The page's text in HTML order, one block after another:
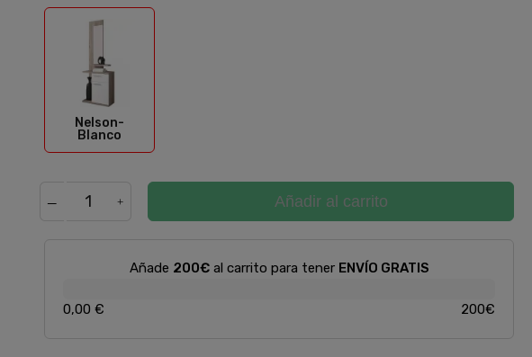
Nelson-
Blanco
Nelson-Blanco
Añadir al carrito
Añade 200€al carrito para tener ENVÍO GRATIS
0,00 € 200€